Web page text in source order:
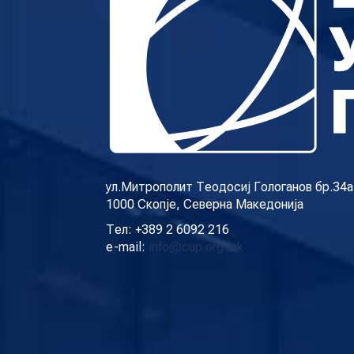
ул.Митрополит Теодосиј Гологанов
1000 Скопје, Северна Македонија
Тел: +389 2 6092 216
e-mail: info@cup.org.mk